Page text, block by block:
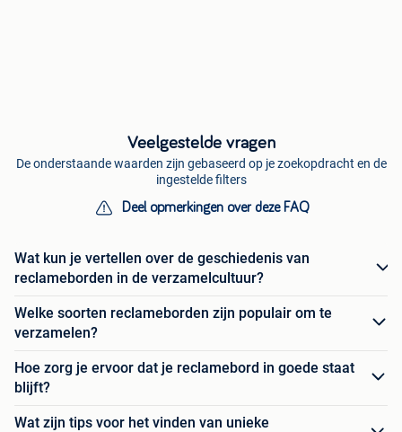
Veelgestelde vragen
De onderstaande waarden zijn gebaseerd op je zoekopdracht en de
ingestelde filters
Deel opmerkingen over deze FAQ
Wat kun je vertellen over de geschiedenis van
reclameborden in de verzamelcultuur?
Welke soorten reclameborden zijn populair om te
verzamelen?
Hoe zorg je ervoor dat je reclamebord in goede staat
blijft?
Wat zijn tips voor het vinden van unieke